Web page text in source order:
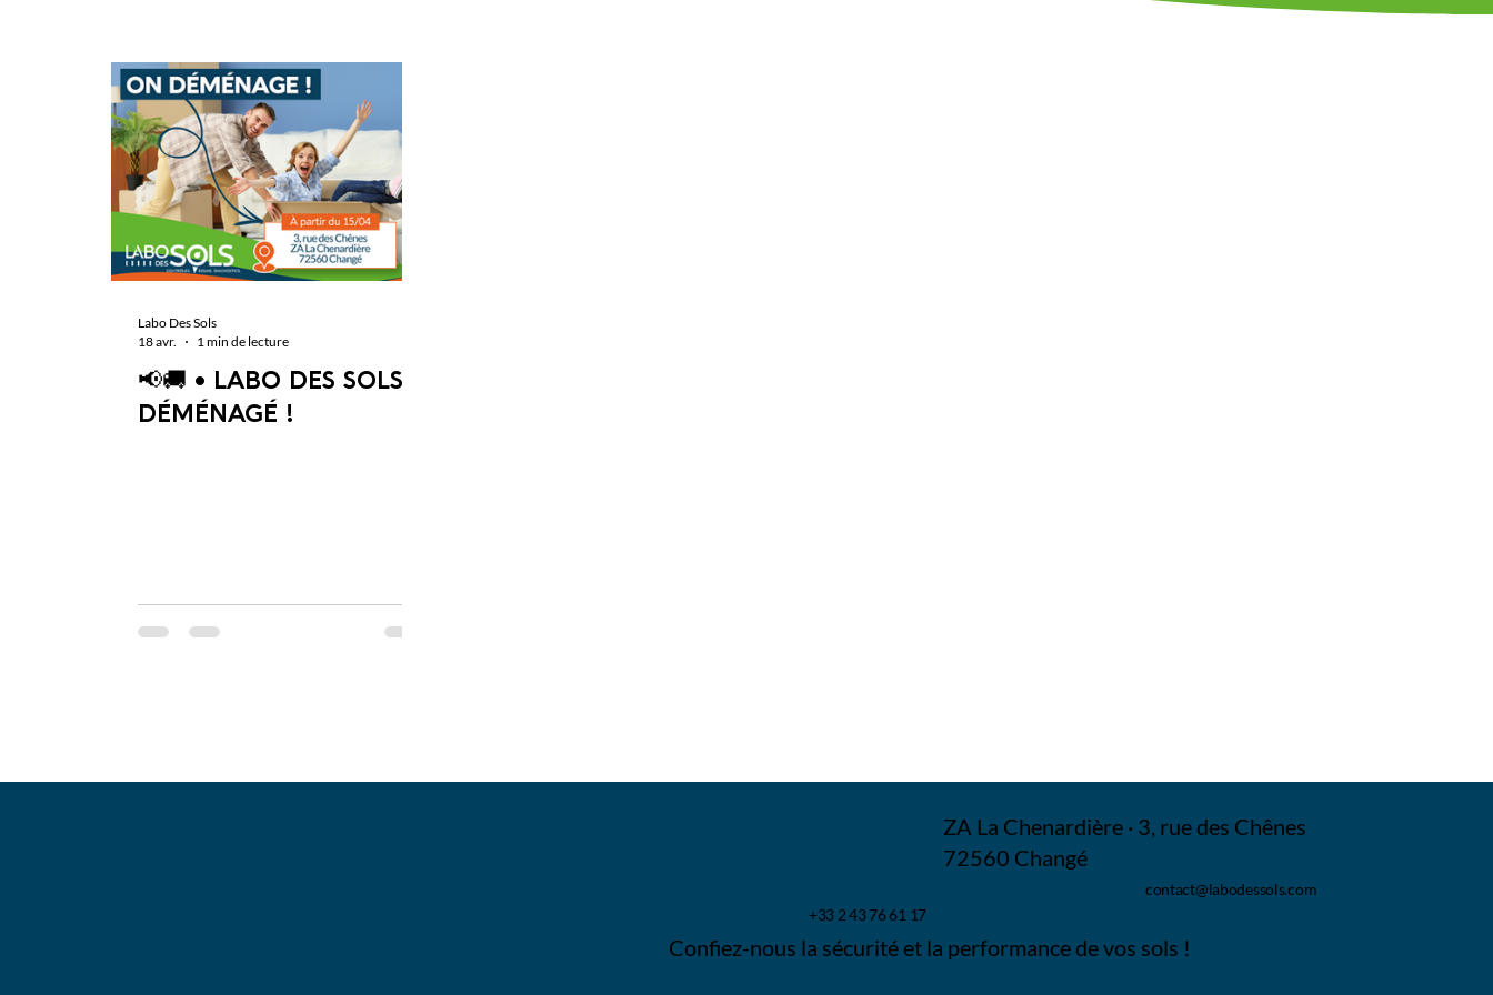
📢🚚 • LABO DES SOLS A
DÉMÉNAGÉ !
Labo Des Sols
18 avr.
1 min de lecture
ZA La Chenardière · 3, rue des Chênes
72560 Changé
contact@labodessols.com
+33 2 43 76 61 17
Confiez-nous la sécurité et la performance de vos sols !